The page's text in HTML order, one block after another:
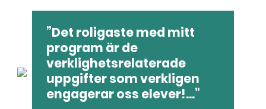
Elevintervjuer
Det roligaste med mitt
program är de
verklighetsrelaterade
uppgifter som verkligen
engagerar oss elever!...